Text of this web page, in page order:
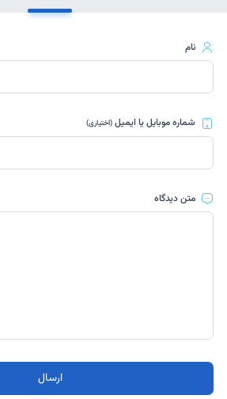
نام
شماره موبایل یا ایمیل(اختیاری)
متن دیدگاه
ارسال